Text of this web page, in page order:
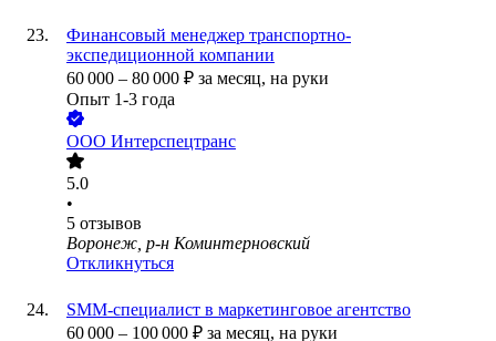
Финансовый менеджер транспортно-
экспедиционной компании
60 000 – 80 000 ₽ за месяц, на руки
Опыт 1-3 года
ООО Интерспецтранс
5.0
•
5 отзывов
Воронеж, р-н Коминтерновский
Откликнуться
SMM-специалист в маркетинговое агентство
60 000 – 100 000 ₽ за месяц, на руки